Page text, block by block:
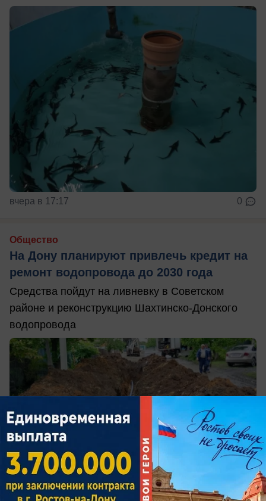
вчера в 17:17 0
Общество
На Дону планируют привлечь кредит на
ремонт водопровода до 2030 года
Средства пойдут на ливневку в Советском
районе и реконструкцию Шахтинско-Донского
водопровода